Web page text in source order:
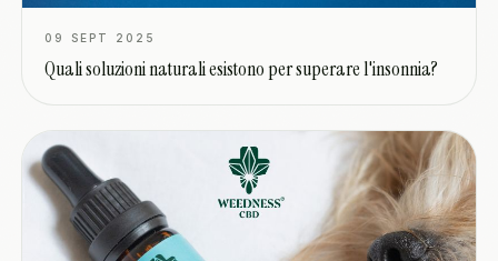
09 SEPT 2025
Quali soluzioni naturali esistono per superare l'insonnia?